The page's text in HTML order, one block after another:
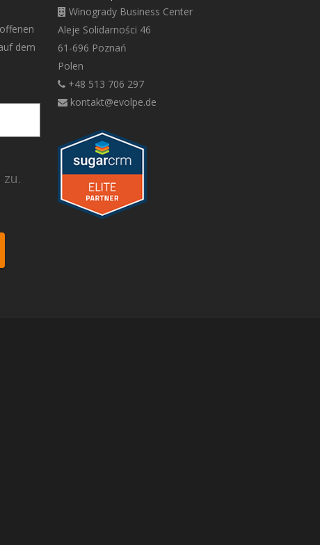
dem
zu.
Winogrady Business Center
Aleje Solidarności 46
61-696 Poznań
Polen
+48 513 706 297
kontakt@evolpe.de